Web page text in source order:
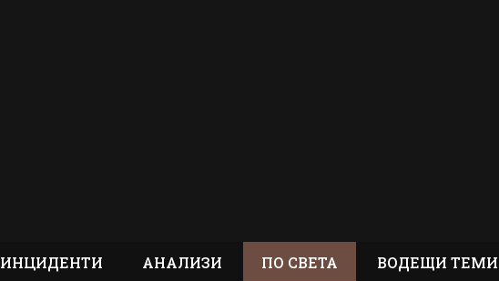
ИНЦИДЕНТИ АНАЛИЗИ ПО СВЕТА ВОДЕЩИ ТЕМИ